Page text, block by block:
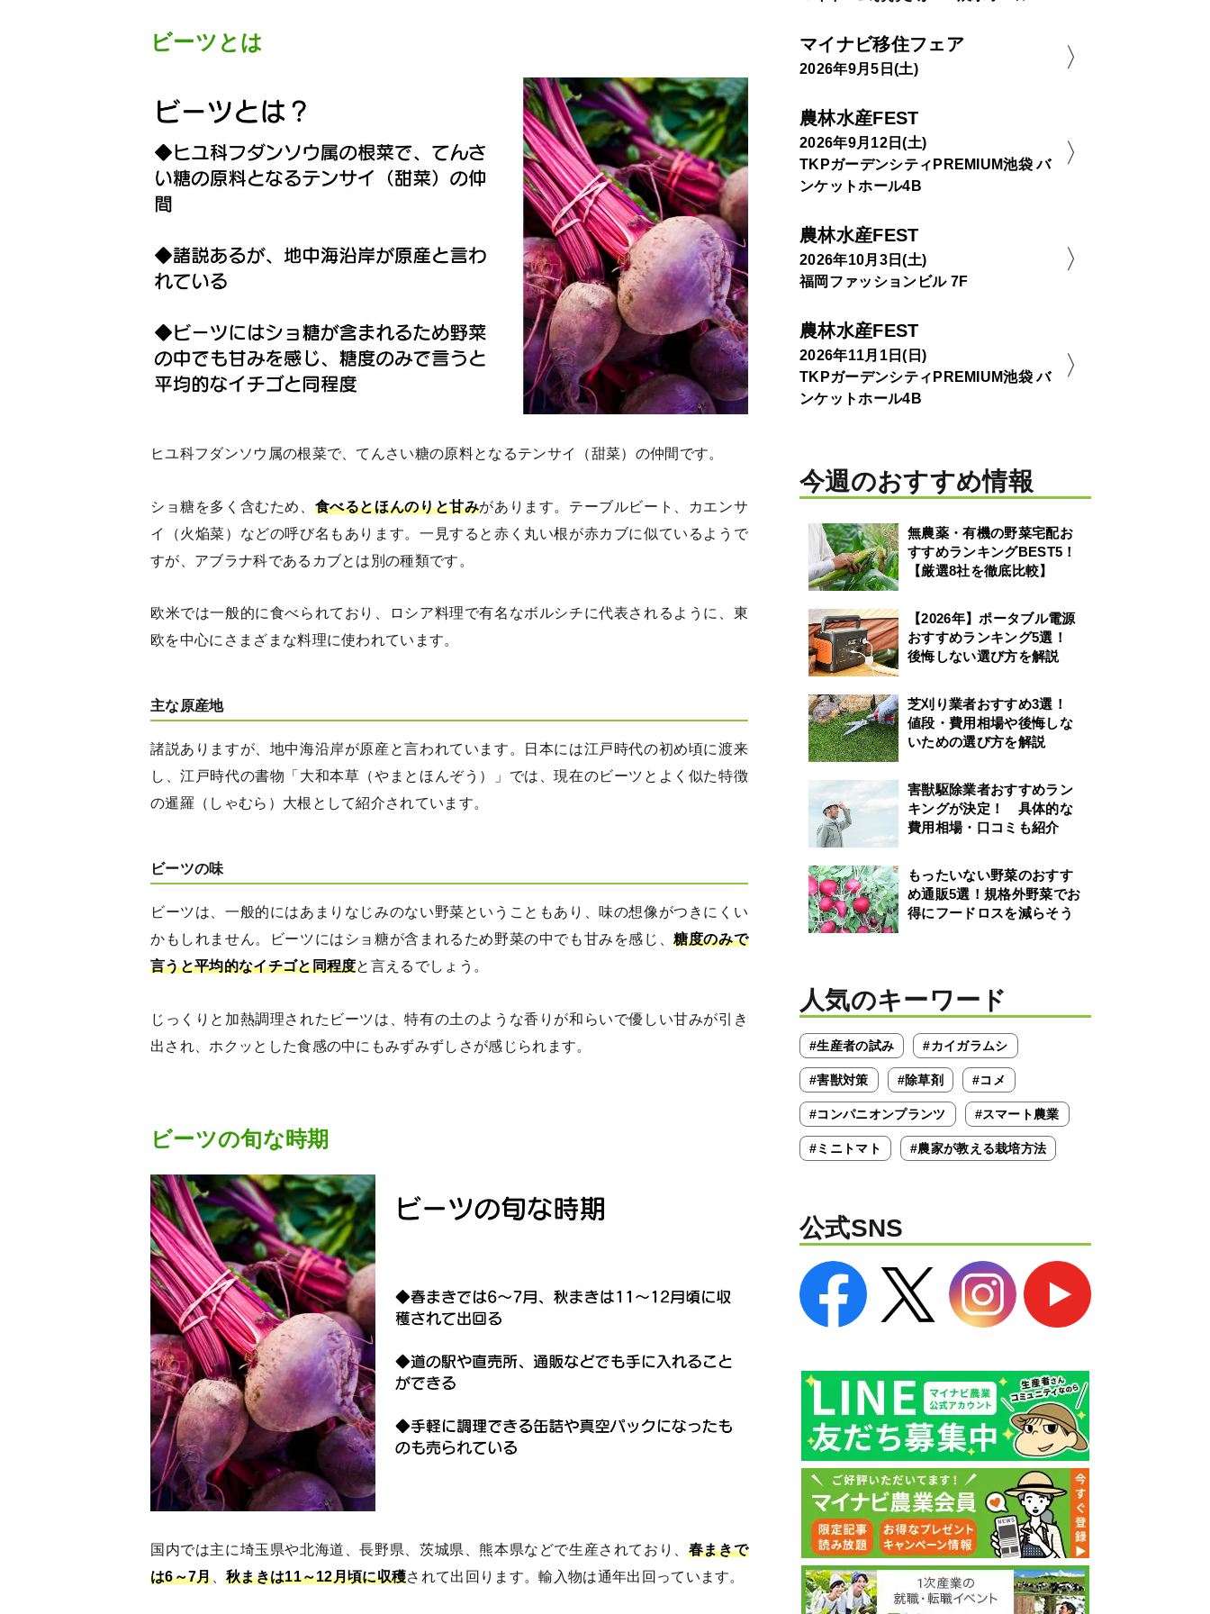
ビーツとは
ヒユ科フダンソウ属の根菜で、てんさい糖の原料となるテンサイ（甜菜）の仲間です。
ショ糖を多く含むため、 食べるとほんのりと甘みがあります。テーブルビート、カエンサ
イ（火焔菜）などの呼び名もあります。一見すると赤く丸い根が赤カブに似ているようで
すが、アブラナ科であるカブとは別の種類です。
欧米では一般的に食べられており、ロシア料理で有名なボルシチに代表されるように、東
欧を中心にさまざまな料理に使われています。
主な原産地
諸説ありますが、地中海沿岸が原産と言われています。日本には江戸時代の初め頃に渡来
し、江戸時代の書物「大和本草（やまとほんぞう）」では、現在のビーツとよく似た特徴
の暹羅（しゃむら）大根として紹介されています。
ビーツの味
ビーツは、一般的にはあまりなじみのない野菜ということもあり、味の想像がつきにくい
かもしれません。ビーツにはショ糖が含まれるため野菜の中でも甘みを感じ、糖度のみで
言うと平均的なイチゴと同程度と言えるでしょう。
じっくりと加熱調理されたビーツは、特有の土のような香りが和らいで優しい甘みが引き
出され、ホクッとした食感の中にもみずみずしさが感じられます。
ビーツの旬な時期
国内では主に埼玉県や北海道、長野県、茨城県、熊本県などで生産されており、 春まきで
は6～7月、 秋まきは11～12月頃に収穫されて出回ります。輸入物は通年出回っています。
マイナビ移住フェア
2026年9月5日(土)
農林水産FEST
2026年9月12日(土)
TKPガーデンシティPREMIUM池袋 バ
ンケットホール4B
農林水産FEST
2026年10月3日(土)
福岡ファッションビル 7F
農林水産FEST
2026年11月1日(日)
TKPガーデンシティPREMIUM池袋 バ
ンケットホール4B
今週のおすすめ情報
無農薬・有機の野菜宅配お
すすめランキングBEST5！
【厳選8社を徹底比較】
【2026年】ポータブル電源
おすすめランキング5選！
後悔しない選び方を解説
芝刈り業者おすすめ3選！
値段・費用相場や後悔しな
いための選び方を解説
害獣駆除業者おすすめラン
キングが決定！ 具体的な
費用相場・口コミも紹介
もったいない野菜のおすす
め通販5選！規格外野菜でお
得にフードロスを減らそう
人気のキーワード
#生産者の試み #カイガラムシ
#害獣対策 #除草剤 #コメ
#コンパニオンプランツ #スマート農業
#ミニトマト #農家が教える栽培方法
公式SNS